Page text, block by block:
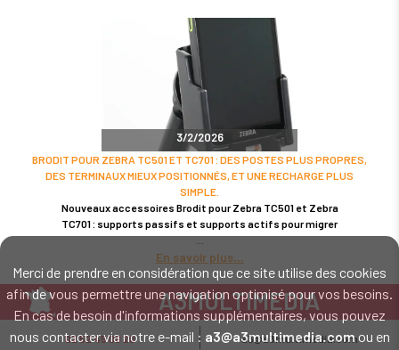
Merci de prendre en considération que ce site utilise des cookies
afin de vous permettre une navigation optimisé pour vos besoins.
En cas de besoin d'informations supplémentaires, vous pouvez
nous contacter via notre e-mail : a3@a3multimedia.comou en
3/2/2026
BRODIT POUR ZEBRA TC501 ET TC701 : DES POSTES PLUS PROPRES,
DES TERMINAUX MIEUX POSITIONNÉS, ET UNE RECHARGE PLUS
SIMPLE.
Nouveaux accessoires Brodit pour Zebra TC501 et Zebra
TC701 : supports passifs et supports actifs pour migrer
En savoir plus
A3MULTIMEDIA
LE SPÉCIALISTE MATÉRIEL ET LOGICIEL CODE BARRE
02 52 45 00 20 a3@a3multimedia.com